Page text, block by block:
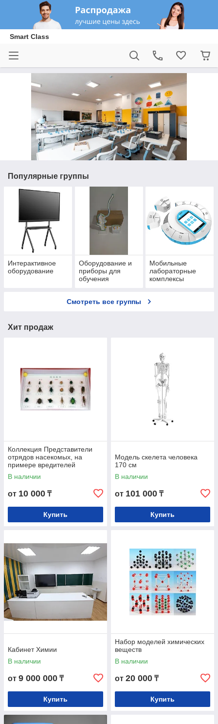
Smart Class
Популярные группы
Интерактивное
оборудование
Оборудование и
приборы для
обучения
Мобильные
лабораторные
комплексы
Смотреть все группы
Хит продаж
Коллекция Представители
отрядов насекомых, на
примере вредителей
В наличии
от 10 000 ₸
Купить
Модель скелета человека
170 см
В наличии
от 101 000 ₸
Купить
Кабинет Химии
В наличии
от 9 000 000 ₸
Купить
Набор моделей химических
веществ
В наличии
от 20 000 ₸
Купить